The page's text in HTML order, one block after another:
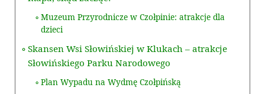
Muzeum Przyrodnicze w Czołpinie: atrakcje dla
dzieci
Skansen Wsi Słowińskiej w Klukach – atrakcje
Słowińskiego Parku Narodowego
Plan Wypadu na Wydmę Czołpińską